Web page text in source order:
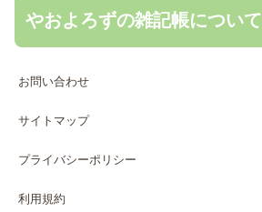
やおよろずの雑記帳について
お問い合わせ
サイトマップ
プライバシーポリシー
利用規約